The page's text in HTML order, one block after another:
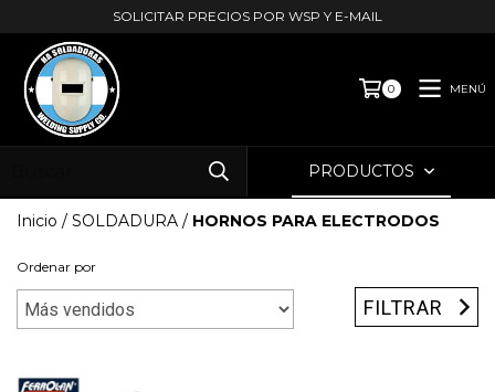
SOLICITAR PRECIOS POR WSP Y E-MAIL
0 MENÚ
PRODUCTOS
Inicio / SOLDADURA / HORNOS PARA ELECTRODOS
Ordenar por
FILTRAR